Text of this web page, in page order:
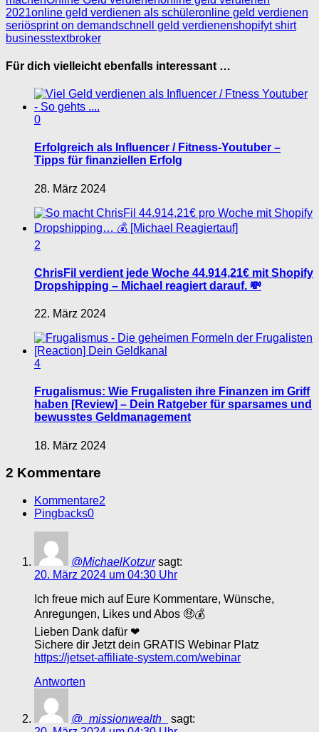
2021online geld verdienen als schüleronline geld verdienen
seriösprint on demandschnell geld verdienenshopifyt shirt
businesstextbroker
Für dich vielleicht ebenfalls interessant …
0
Erfolgreich als Influencer / Fitness-Youtuber –
Tipps für finanziellen Erfolg
28. März 2024
2
ChrisFil verdient jede Woche 44.914,21€ mit Shopify
Dropshipping – Michael reagiert darauf. 💸
22. März 2024
4
Frugalismus: Wie Frugalisten ihre Finanzen im Griff
haben [Review] – Dein Ratgeber für sparsames und
bewusstes Geldmanagement
18. März 2024
2 Kommentare
Kommentare2
Pingbacks0
@MichaelKotzur sagt:
20. März 2024 um 04:30 Uhr
Ich freue mich auf Eure Kommentare, Wünsche,
Anregungen, Likes und Abos 🤑💰
Lieben Dank dafür ❤
Sichere dir Jetzt dein GRATIS Webinar Platz
https://jetset-affiliate-system.com/webinar
Antworten
@_missionwealth_
sagt: